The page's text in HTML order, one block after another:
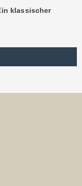
klassischer